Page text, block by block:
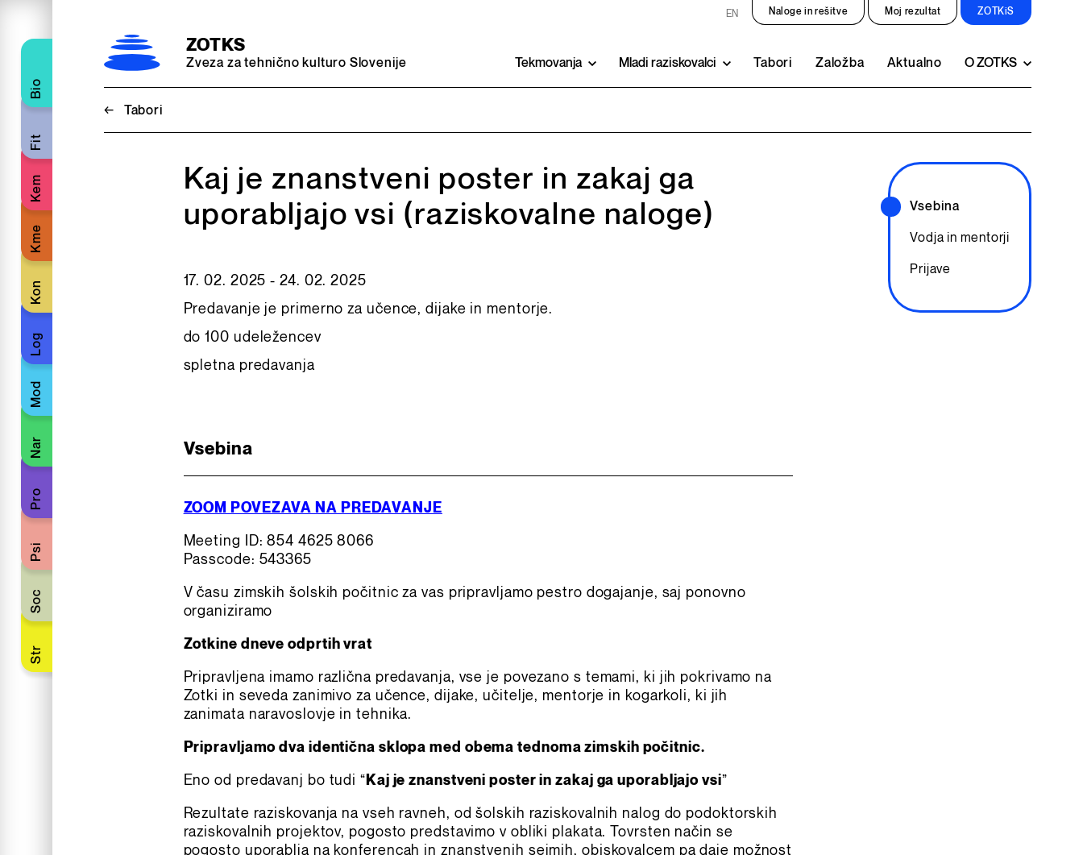
Bio
Fit
Kem
Kme
Kon
Log
Mod
Nar
Pro
Psi
Soc
Str
EN Naloge in rešitve Moj rezultat ZOTKiS
ZOTKS
Zveza za tehnično kulturo Slovenije Tekmovanja Mladi raziskovalci Tabori Založba Aktualno O ZOTKS
← Tabori
Kaj je znanstveni poster in zakaj ga
uporabljajo vsi (raziskovalne naloge)
17. 02. 2025 - 24. 02. 2025
Predavanje je primerno za učence, dijake in mentorje.
do 100 udeležencev
spletna predavanja
Vsebina
ZOOM POVEZAVA NA PREDAVANJE
Meeting ID: 854 4625 8066
Passcode: 543365
V času zimskih šolskih počitnic za vas pripravljamo pestro dogajanje, saj ponovno
organiziramo
Zotkine dneve odprtih vrat
Pripravljena imamo različna predavanja, vse je povezano s temami, ki jih pokrivamo na
Zotki in seveda zanimivo za učence, dijake, učitelje, mentorje in kogarkoli, ki jih
zanimata naravoslovje in tehnika.
Pripravljamo dva identična sklopa med obema tednoma zimskih počitnic.
Eno od predavanj bo tudi “ Kaj je znanstveni poster in zakaj ga uporabljajo vsi”
Rezultate raziskovanja na vseh ravneh, od šolskih raziskovalnih nalog do podoktorskih
raziskovalnih projektov, pogosto predstavimo v obliki plakata. Tovrsten način se
pogosto uporablja na konferencah in znanstvenih sejmih, obiskovalcem pa daje možnost
Vsebina
Vodja in mentorji
Prijave